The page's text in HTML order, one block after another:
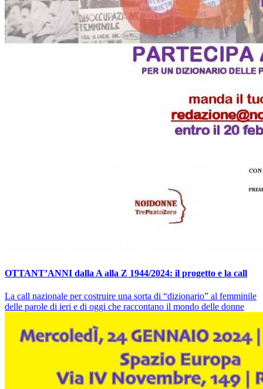
OTTANT’ANNI dalla A alla Z 1944/2024: il progetto e la call
La call nazionale per costruire una sorta di “dizionario” al femminile
delle parole di ieri e di oggi che raccontano il mondo delle donne